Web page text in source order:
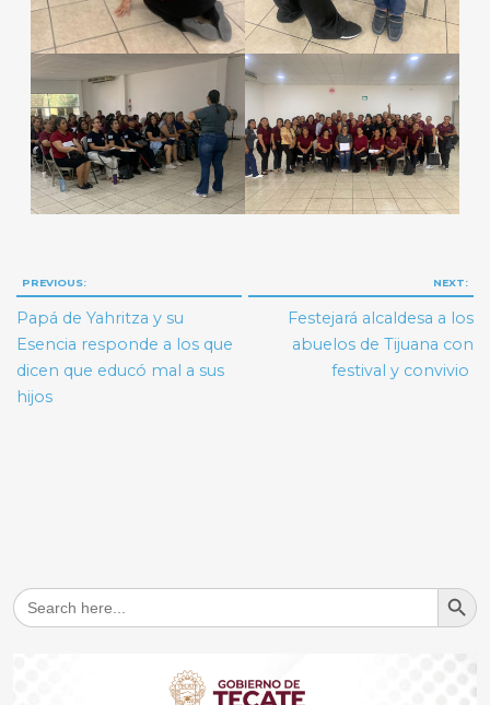
Navegación
de
entradas
PREVIOUS:
Papá de Yahritza y su
Esencia responde a los que
dicen que educó mal a sus
hijos
NEXT:
Festejará alcaldesa a los
abuelos de Tijuana con
festival y convivio
Search
for:
Search